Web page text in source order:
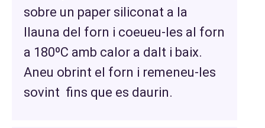
sobre un paper siliconat a la
llauna del forn i coeueu-les al forn
a 180ºC amb calor a dalt i baix.
Aneu obrint el forn i remeneu-les
sovint fins que es daurin.